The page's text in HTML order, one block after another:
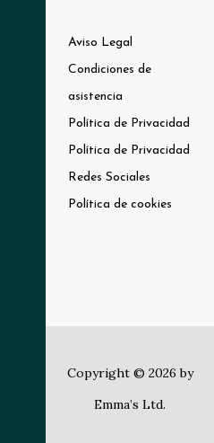
Aviso Legal
Condiciones de
asistencia
Política de Privacidad
Política de Privacidad
Redes Sociales
Política de cookies
Copyright © 2026 by
Emma’s Ltd.